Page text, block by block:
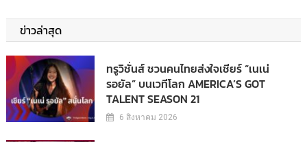
ข่าวล่าสุด
ทรูวิชั่นส์ ชวนคนไทยส่งใจเชียร์ “เนเน่
รอยัล” บนเวทีโลก AMERICA’S GOT
TALENT SEASON 21
6 สิงหาคม 2026